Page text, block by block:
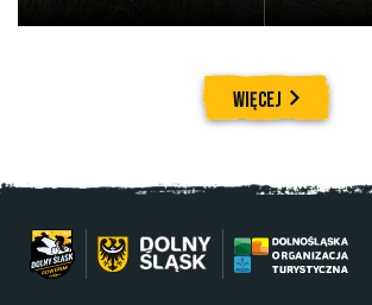
WIĘCEJ